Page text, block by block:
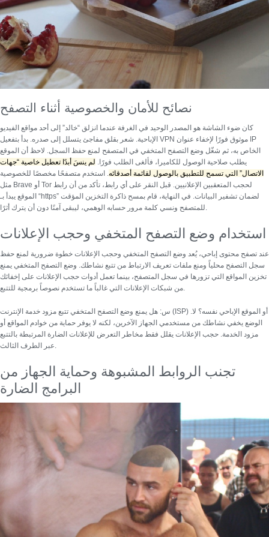
نصائح للأمان والخصوصية أثناء التصفح
كان ضوء الشاشة هو المصدر الوحيد في الغرفة عندما انزلق “خالد” إلى أحد مواقع الفيديو
VPN موثوق فورًا لإخفاء عنوان IP
الخاص به، ثم شغّل وضع التصفح المتخفي في المتصفح لمنع حفظ السجل. لاحظ أن الموقع
يطلب صلاحية الوصول للكاميرا، فألغى الطلب فورًا. لم ينسَ أبدًا تعطيل خاصية “جهات
الاتصال” التي تسمح للتطبيق بالوصول لقائمة أصدقائه . استخدم متصفحًا مخصصًا للخصوصية
مثل Brave أو Tor لحجب المتعقبين الإعلانيين. قبل النقر على أي رابط، تأكد من أن رابط
الموقع يبدأ بـ “https” لضمان تشفير البيانات. في النهاية، قام بمسح ذاكرة التخزين المؤقت
استخدام وضع التصفح المتخفي وحجب الإعلانات
عند تصفح محتوى إباحي، يُعد وضع التصفح المتخفي وحجب الإعلانات خطوة ضرورية لمنع حفظ
سجل التصفح محلياً ومنع ملفات تعريف الارتباط من تتبع نشاطك. وضع التصفح المتخفي يمنع
تخزين المواقع التي تزورها في سجل المتصفح، بينما تعمل أدوات حجب الإعلانات على إخفائك
س: هل يمنع وضع التصفح المتخفي تتبع مزود خدمة الإنترنت (ISP) أو الموقع الإباحي نفسه؟ لا.
الوضع يخفي نشاطك من مستخدمي الجهاز الآخرين، لكنه لا يوفر حماية من خوادم المواقع أو
مزود الخدمة. حجب الإعلانات يقلل فقط مخاطر التعرض للإعلانات الضارة المرتبطة بالتتبع
تجنب الروابط المشبوهة وحماية الجهاز من
البرامج الضارة